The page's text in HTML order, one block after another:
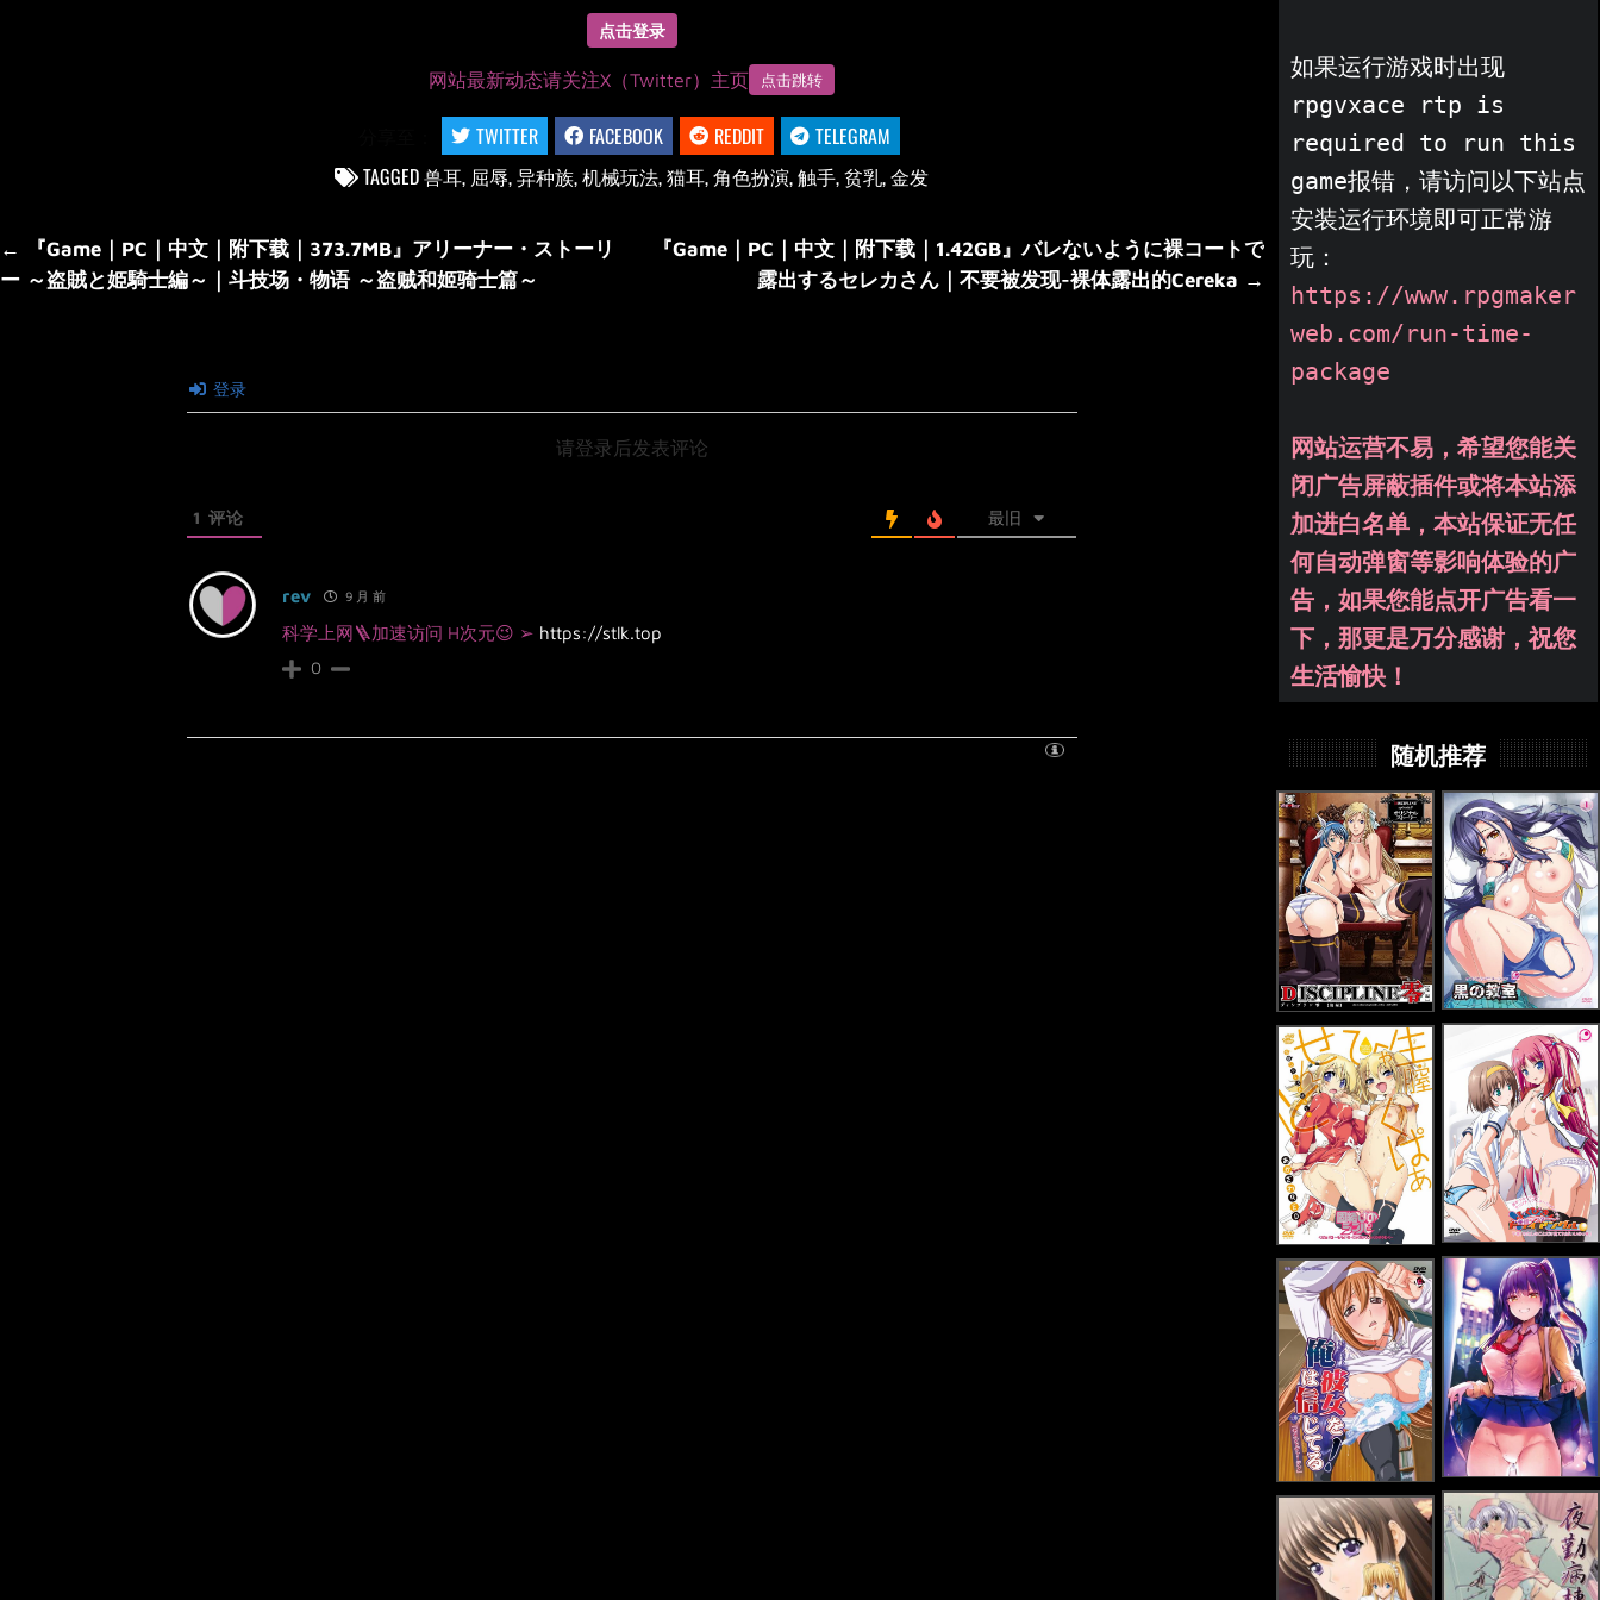
点击登录
网站最新动态请关注X（Twitter）主页 点击跳转
TWITTER FACEBOOK REDDIT
TELEGRAM
TAGGED兽耳, 屈辱,异种族,机械玩法,猫耳,角色扮演,触手,贫乳,金发
文
章
『Game｜PC｜中文｜附下载｜1.42GB』バレないように裸コートで
露出するセレカさん｜不要被发现-裸体露出的Cereka →
← 『Game｜PC｜中文｜附下载｜373.7MB』アリーナー・ストーリ
ー ～盗賊と姫騎士編～｜斗技场・物语 ～盗贼和姬骑士篇～
登录
请登录后发表评论
1 评论 最旧
rev 9 月 前
科学上网🪜加速访问 H次元😉 ➢ https://stlk.top
0
如果运行游戏时出现
rpgvxace rtp is
required to run this
game报错，请访问以下站点
安装运行环境即可正常游
玩：
https://www.rpgmaker
web.com/run-time-
package
网站运营不易，希望您能关
闭广告屏蔽插件或将本站添
加进白名单，本站保证无任
何自动弹窗等影响体验的广
告，如果您能点开广告看一
下，那更是万分感谢，祝您
生活愉快！
随机推荐